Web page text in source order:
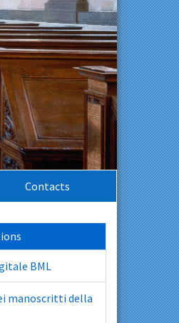
Contacts
BML
manoscritti della